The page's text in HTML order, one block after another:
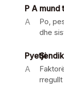
P A mund
A
Po,
dhe
Pyetje
Si
A